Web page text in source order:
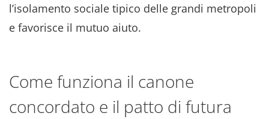
l’isolamento sociale tipico delle grandi metropoli
e favorisce il mutuo aiuto.
Come funziona il canone
concordato e il patto di futura